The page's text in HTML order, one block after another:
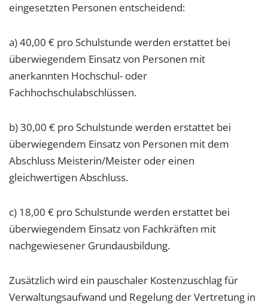
eingesetzten Personen entscheidend:
a) 40,00 € pro Schulstunde werden erstattet bei
überwiegendem Einsatz von Personen mit
anerkannten Hochschul- oder
Fachhochschulabschlüssen.
b) 30,00 € pro Schulstunde werden erstattet bei
überwiegendem Einsatz von Personen mit dem
Abschluss Meisterin/Meister oder einen
gleichwertigen Abschluss.
c) 18,00 € pro Schulstunde werden erstattet bei
überwiegendem Einsatz von Fachkräften mit
nachgewiesener Grundausbildung.
Zusätzlich wird ein pauschaler Kostenzuschlag für
Verwaltungsaufwand und Regelung der Vertretung in